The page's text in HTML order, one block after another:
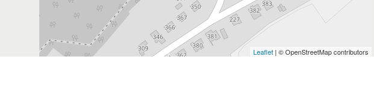
Leaflet | © OpenStreetMap contributors